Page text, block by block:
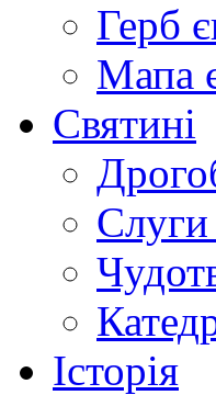
Герб
Мапа
Святині
Історія